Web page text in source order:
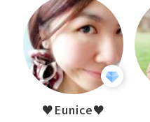
♥Eunice♥